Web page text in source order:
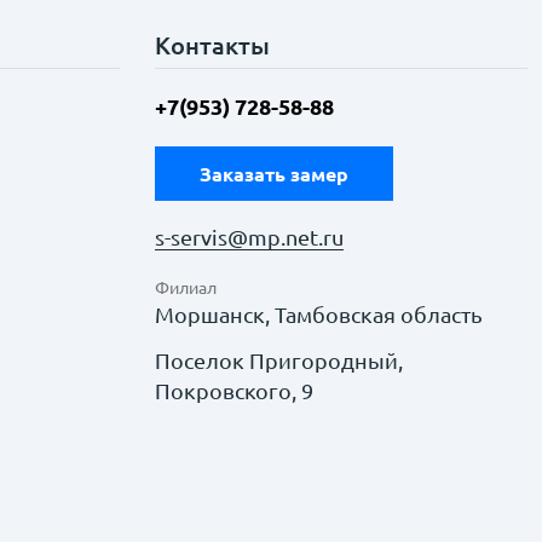
Контакты
+7(953) 728-58-88
Заказать замер
s-servis@mp.net.ru
Филиал
Моршанск, Тамбовская область
Поселок Пригородный,
Покровского, 9